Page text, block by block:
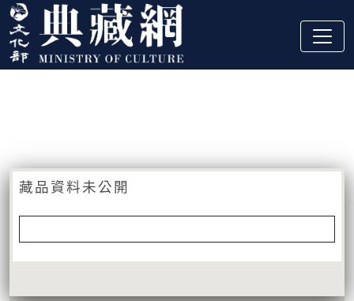
跳到主要內容
:::
藏品資料未公開